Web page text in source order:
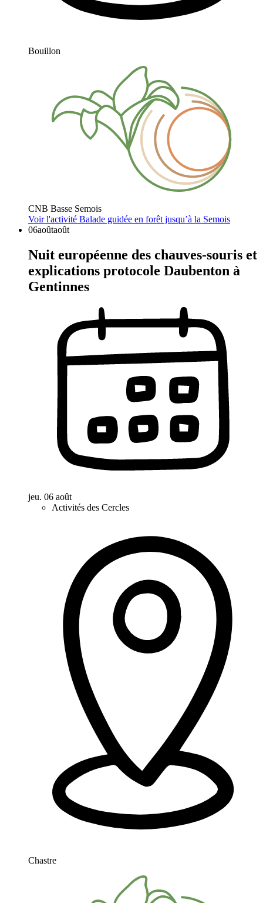
Bouillon
CNB Basse Semois
Voir l'activité Balade guidée en forêt jusqu’à la Semois
06aoûtaoût
Nuit européenne des chauves-souris et
explications protocole Daubenton à
Gentinnes
jeu. 06 août
Activités des Cercles
Chastre